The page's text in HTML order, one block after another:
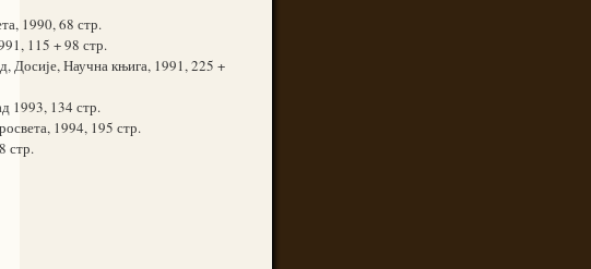
1990, 68 стр.
115 + 98 стр.
Досије, Научна књига, 1991, 225 +
1993, 134 стр.
1994, 195 стр.
стр.